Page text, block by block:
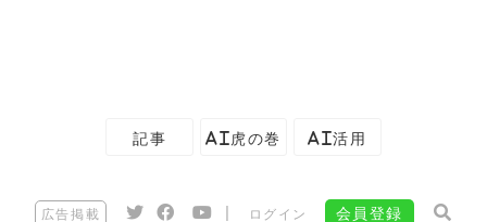
記事 AI虎の巻 AI活用
広告掲載 ログイン 会員登録